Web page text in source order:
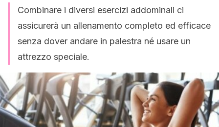
Combinare i diversi esercizi addominali ci
assicurerà un allenamento completo ed efficace
senza dover andare in palestra né usare un
attrezzo speciale.